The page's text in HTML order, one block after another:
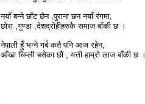
नयाँ बन्ने छाँट छैन ,पुराना छन नयाँ रंगमा,
छोरा ,गुण्डा ,देशद्रोहीहरुकै समाज बाँकी छ ।
नेपाली हुँँ भन्ने गर्ब कतै पनि आज रहेन,
आँखा चिम्ली बसेका छौं , यत्ती हाम्रो लाज बाँकी छ ।